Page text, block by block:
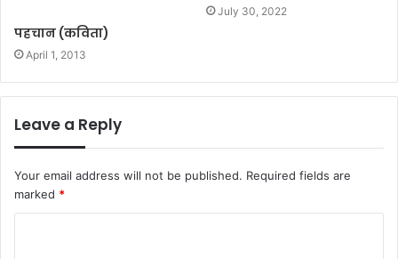
पहचान (कविता)
April 1, 2013
July 30, 2022
Leave a Reply
Your email address will not be published. Required fields are
marked *